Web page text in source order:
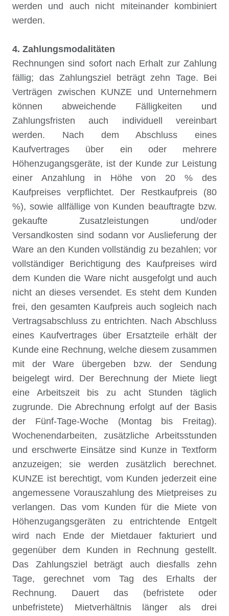
werden und auch nicht miteinander kombiniert
werden.
4. Zahlungsmodalitäten
Rechnungen sind sofort nach Erhalt zur Zahlung
fällig; das Zahlungsziel beträgt zehn Tage. Bei
Verträgen zwischen KUNZE und Unternehmern
können abweichende Fälligkeiten und
Zahlungsfristen auch individuell vereinbart
werden. Nach dem Abschluss eines
Kaufvertrages über ein oder mehrere
Höhenzugangsgeräte, ist der Kunde zur Leistung
einer Anzahlung in Höhe von 20 % des
Kaufpreises verpflichtet. Der Restkaufpreis (80
%), sowie allfällige von Kunden beauftragte bzw.
gekaufte Zusatzleistungen und/oder
Versandkosten sind sodann vor Auslieferung der
Ware an den Kunden vollständig zu bezahlen; vor
vollständiger Berichtigung des Kaufpreises wird
dem Kunden die Ware nicht ausgefolgt und auch
nicht an dieses versendet. Es steht dem Kunden
frei, den gesamten Kaufpreis auch sogleich nach
Vertragsabschluss zu entrichten. Nach Abschluss
eines Kaufvertrages über Ersatzteile erhält der
Kunde eine Rechnung, welche diesem zusammen
mit der Ware übergeben bzw. der Sendung
beigelegt wird. Der Berechnung der Miete liegt
eine Arbeitszeit bis zu acht Stunden täglich
zugrunde. Die Abrechnung erfolgt auf der Basis
der Fünf-Tage-Woche (Montag bis Freitag).
Wochenendarbeiten, zusätzliche Arbeitsstunden
und erschwerte Einsätze sind Kunze in Textform
anzuzeigen; sie werden zusätzlich berechnet.
KUNZE ist berechtigt, vom Kunden jederzeit eine
angemessene Vorauszahlung des Mietpreises zu
verlangen. Das vom Kunden für die Miete von
Höhenzugangsgeräten zu entrichtende Entgelt
wird nach Ende der Mietdauer fakturiert und
gegenüber dem Kunden in Rechnung gestellt.
Das Zahlungsziel beträgt auch diesfalls zehn
Tage, gerechnet vom Tag des Erhalts der
Rechnung. Dauert das (befristete oder
unbefristete) Mietverhältnis länger als drei